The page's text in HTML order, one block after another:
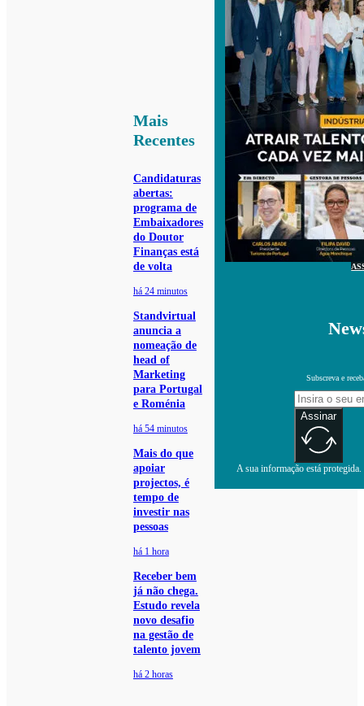
Mais
Recentes
Candidaturas
abertas:
programa de
Embaixadores
do Doutor
Finanças está
de volta
há 24 minutos
Standvirtual
anuncia a
nomeação de
head of
Marketing
para Portugal
e Roménia
há 54 minutos
Mais do que
apoiar
projectos, é
tempo de
investir nas
pessoas
há 1 hora
Receber bem
já não chega.
Estudo revela
novo desafio
na gestão de
talento jovem
há 2 horas
Subscreva e
Assinar
A sua informação está